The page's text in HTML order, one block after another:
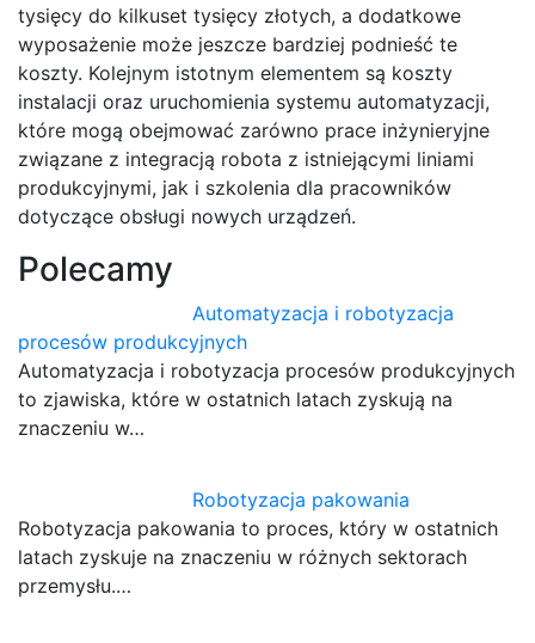
tysięcy do kilkuset tysięcy złotych, a dodatkowe
wyposażenie może jeszcze bardziej podnieść te
koszty. Kolejnym istotnym elementem są koszty
instalacji oraz uruchomienia systemu automatyzacji,
które mogą obejmować zarówno prace inżynieryjne
związane z integracją robota z istniejącymi liniami
produkcyjnymi, jak i szkolenia dla pracowników
dotyczące obsługi nowych urządzeń.
Polecamy
Automatyzacja i robotyzacja
procesów produkcyjnych
Automatyzacja i robotyzacja procesów produkcyjnych
to zjawiska, które w ostatnich latach zyskują na
znaczeniu w…
Robotyzacja pakowania
Robotyzacja pakowania to proces, który w ostatnich
latach zyskuje na znaczeniu w różnych sektorach
przemysłu.…